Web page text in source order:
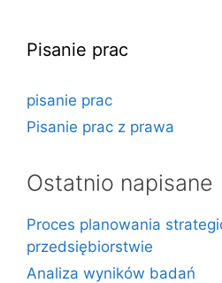
Pisanie prac
pisanie prac
Pisanie prac z prawa
Ostatnio napisane
Proces planowania
przedsiębiorstwie
Analiza wyników badań